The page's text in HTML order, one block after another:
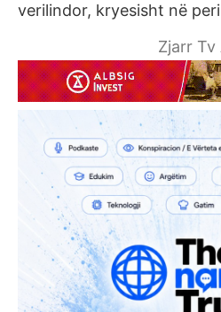
verilindor, kryesisht në
Zjarr Tv